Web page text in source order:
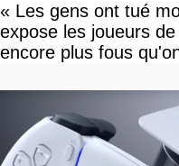
« Les gens ont tué
expose les joueurs
encore plus fous